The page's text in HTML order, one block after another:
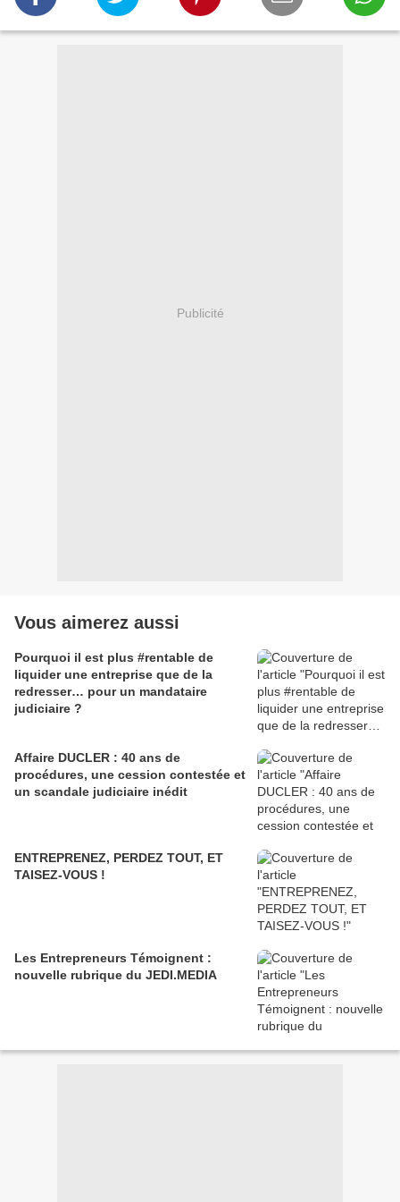
Publicité
Vous aimerez aussi
Pourquoi il est plus #rentable de
liquider une entreprise que de la
redresser… pour un mandataire
judiciaire ?
Affaire DUCLER : 40 ans de
procédures, une cession contestée et
un scandale judiciaire inédit
ENTREPRENEZ, PERDEZ TOUT, ET
TAISEZ-VOUS !
Les Entrepreneurs Témoignent :
nouvelle rubrique du JEDI.MEDIA